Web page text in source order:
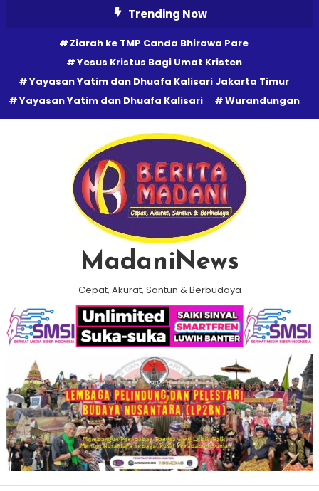
Trending Now
Ziarah ke TMP Canda Bhirawa Pare
Yesus Kristus Bagi Umat Kristen
Yayasan Yatim dan Dhuafa Kalisari Jakarta Timur
Yayasan Yatim dan Dhuafa Kalisari
Wurandungan
MadaniNews
Cepat, Akurat, Santun & Berbudaya